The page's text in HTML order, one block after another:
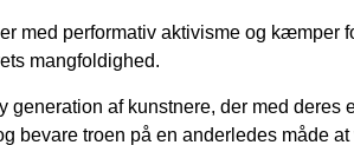
med performativ aktivisme og
mangfoldighed.
generation af kunstnere, der med
bevare troen på en anderledes måde